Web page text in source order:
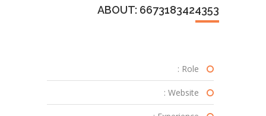
ABOUT: 6673183424353
Role :
Website :